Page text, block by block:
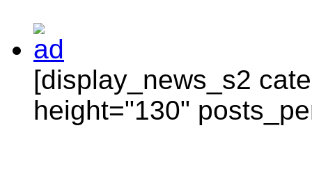
[display_news_s2
height="130"